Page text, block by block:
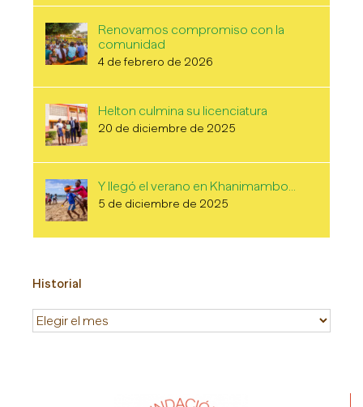
Renovamos compromiso con la
comunidad
4 de febrero de 2026
Helton culmina su licenciatura
20 de diciembre de 2025
Y llegó el verano en Khanimambo…
5 de diciembre de 2025
Historial
Historial